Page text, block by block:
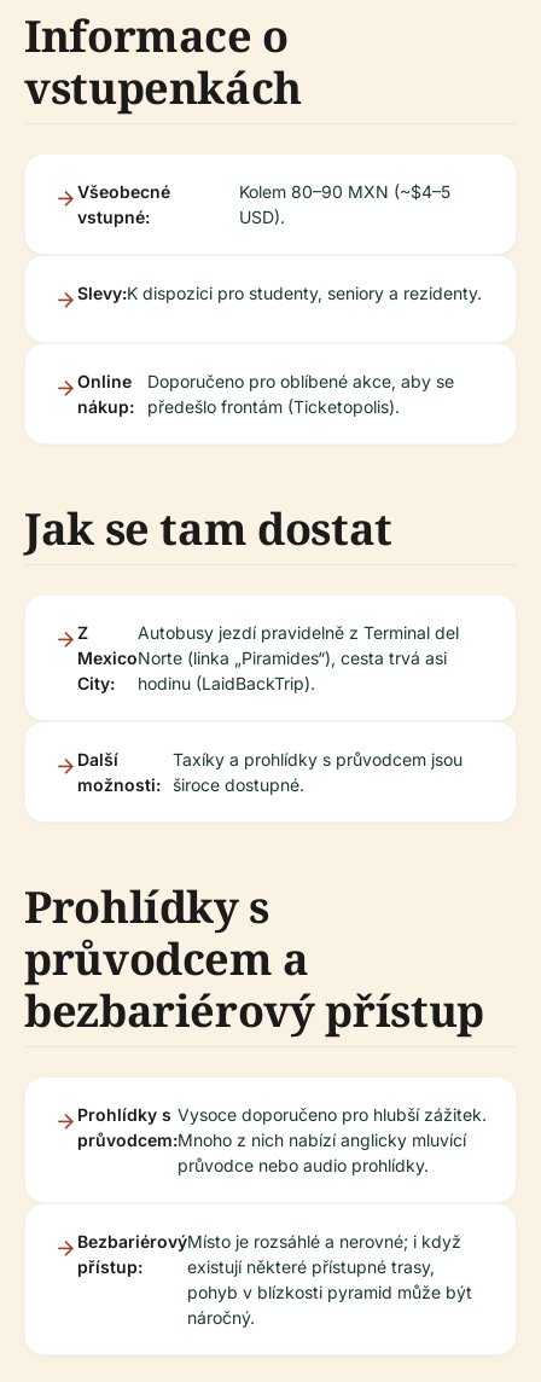
Informace o
vstupenkách
Všeobecné
vstupné:
Kolem 80–90 MXN (~$4–5
USD).
Slevy:K dispozici pro studenty, seniory a rezidenty.
Online
nákup:
Doporučeno pro oblíbené akce, aby se
předešlo frontám (Ticketopolis).
Jak se tam dostat
Z
Mexico
City:
Autobusy jezdí pravidelně z Terminal del
Norte (linka „Piramides“), cesta trvá asi
hodinu (LaidBackTrip).
Další
možnosti:
Taxíky a prohlídky s průvodcem jsou
široce dostupné.
Prohlídky s
průvodcem a
bezbariérový přístup
Prohlídky s
průvodcem:
Vysoce doporučeno pro hlubší zážitek.
Mnoho z nich nabízí anglicky mluvící
průvodce nebo audio prohlídky.
Bezbariérový
přístup:
Místo je rozsáhlé a nerovné; i když
existují některé přístupné trasy,
pohyb v blízkosti pyramid může být
náročný.